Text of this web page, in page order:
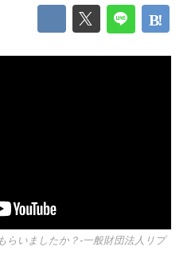
らいましたか？-一般財団法人リプ